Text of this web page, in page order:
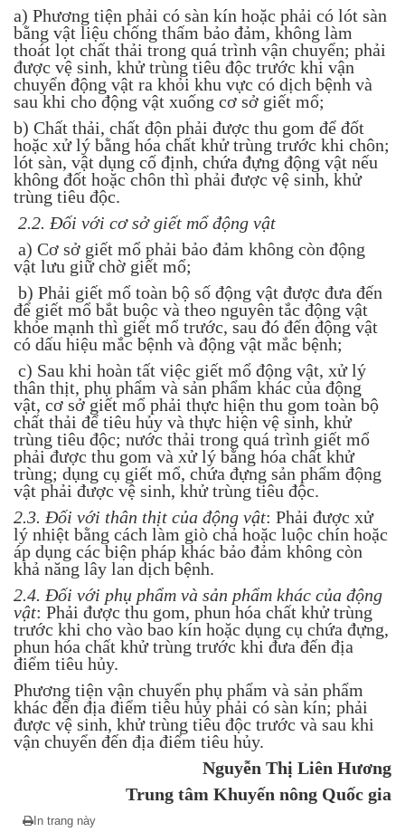
a) Phương tiện phải có sàn kín hoặc phải có lót sàn
bằng vật liệu chống thấm bảo đảm, không làm
thoát lọt chất thải trong quá trình vận chuyển; phải
được vệ sinh, khử trùng tiêu độc trước khi vận
chuyển động vật ra khỏi khu vực có dịch bệnh và
sau khi cho động vật xuống cơ sở giết mổ;
b) Chất thải, chất độn phải được thu gom để đốt
hoặc xử lý bằng hóa chất khử trùng trước khi chôn;
lót sàn, vật dụng cố định, chứa đựng động vật nếu
không đốt hoặc chôn thì phải được vệ sinh, khử
trùng tiêu độc.
2.2. Đối với cơ sở giết mổ động vật
a) Cơ sở giết mổ phải bảo đảm không còn động
vật lưu giữ chờ giết mổ;
b) Phải giết mổ toàn bộ số động vật được đưa đến
để giết mổ bắt buộc và theo nguyên tắc động vật
khỏe mạnh thì giết mổ trước, sau đó đến động vật
có dấu hiệu mắc bệnh và động vật mắc bệnh;
c) Sau khi hoàn tất việc giết mổ động vật, xử lý
thân thịt, phụ phẩm và sản phẩm khác của động
vật, cơ sở giết mổ phải thực hiện thu gom toàn bộ
chất thải để tiêu hủy và thực hiện vệ sinh, khử
trùng tiêu độc; nước thải trong quá trình giết mổ
phải được thu gom và xử lý bằng hóa chất khử
trùng; dụng cụ giết mổ, chứa đựng sản phẩm động
vật phải được vệ sinh, khử trùng tiêu độc.
2.3. Đối với thân thịt của động vật: Phải được xử
lý nhiệt bằng cách làm giò chả hoặc luộc chín hoặc
áp dụng các biện pháp khác bảo đảm không còn
khả năng lây lan dịch bệnh.
2.4. Đối với phụ phẩm và sản phẩm khác của động
vật: Phải được thu gom, phun hóa chất khử trùng
trước khi cho vào bao kín hoặc dụng cụ chứa đựng,
phun hóa chất khử trùng trước khi đưa đến địa
điểm tiêu hủy.
Phương tiện vận chuyển phụ phẩm và sản phẩm
khác đến địa điểm tiêu hủy phải có sàn kín; phải
được vệ sinh, khử trùng tiêu độc trước và sau khi
vận chuyển đến địa điểm tiêu hủy.
Nguyễn Thị Liên Hương
Trung tâm Khuyến nông Quốc gia
In trang này